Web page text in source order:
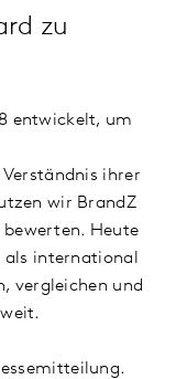
zu
entwickelt, um
ihrer
wir BrandZ
Heute
als international
vergleichen und
.